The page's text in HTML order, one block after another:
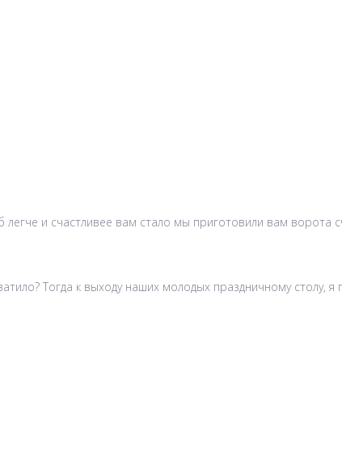
и счастливее вам стало мы приготовили вам ворота
Тогда к выходу наших молодых праздничному столу, я